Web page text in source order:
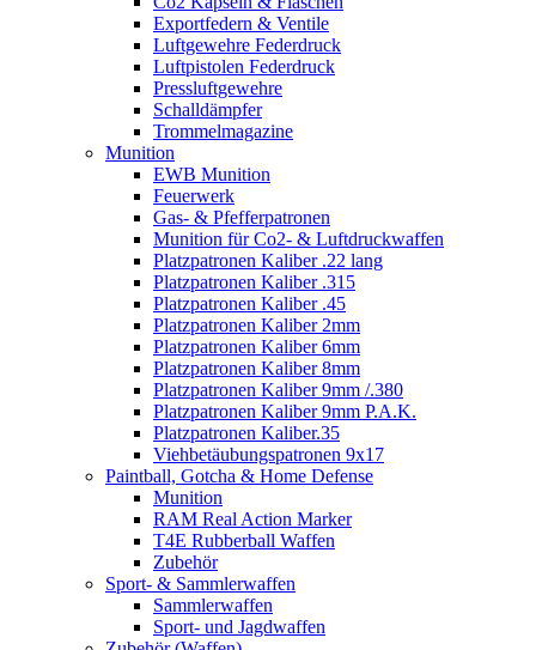
Exportfedern & Ventile
Luftgewehre Federdruck
Luftpistolen Federdruck
Pressluftgewehre
Schalldämpfer
Trommelmagazine
Munition
EWB Munition
Feuerwerk
Gas- & Pfefferpatronen
Munition für Co2- & Luftdruckwaffen
Platzpatronen Kaliber .22 lang
Platzpatronen Kaliber .315
Platzpatronen Kaliber .45
Platzpatronen Kaliber 2mm
Platzpatronen Kaliber 6mm
Platzpatronen Kaliber 8mm
Platzpatronen Kaliber 9mm /.380
Platzpatronen Kaliber 9mm P.A.K.
Platzpatronen Kaliber.35
Viehbetäubungspatronen 9x17
Paintball, Gotcha & Home Defense
Munition
RAM Real Action Marker
T4E Rubberball Waffen
Zubehör
Sport- & Sammlerwaffen
Sammlerwaffen
Sport- und Jagdwaffen